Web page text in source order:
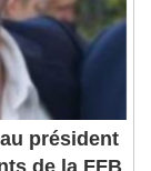
président